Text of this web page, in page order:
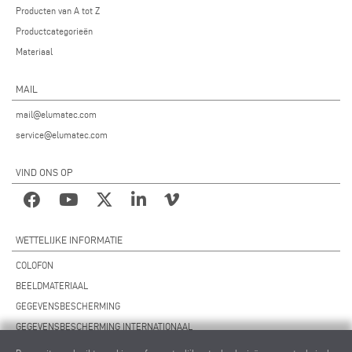
Producten van A tot Z
Productcategorieën
Materiaal
MAIL
mail@elumatec.com
service@elumatec.com
VIND ONS OP
WETTELIJKE INFORMATIE
COLOFON
BEELDMATERIAAL
GEGEVENSBESCHERMING
GEGEVENSBESCHERMING INTERNATIONAAL